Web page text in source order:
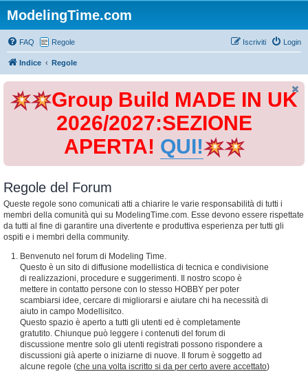
ModelingTime.com
FAQ Regole Login
Iscriviti
Indice Regole
Group Build MADE IN UK
2026/2027:SEZIONE
APERTA! QUI!
Regole del Forum
Queste regole sono comunicati atti a chiarire le varie responsabilità di tutti i
membri della comunità qui su ModelingTime.com. Esse devono essere rispettate
da tutti al fine di garantire una divertente e produttiva esperienza per tutti gli
ospiti e i membri della community.
Benvenuto nel forum di Modeling Time.
Questo è un sito di diffusione modellistica di tecnica e condivisione
di realizzazioni, procedure e suggerimenti. Il nostro scopo è
mettere in contatto persone con lo stesso HOBBY per poter
scambiarsi idee, cercare di migliorarsi e aiutare chi ha necessità di
aiuto in campo Modellisitco.
Questo spazio è aperto a tutti gli utenti ed è completamente
gratutito. Chiunque può leggere i contenuti del forum di
discussione mentre solo gli utenti registrati possono rispondere a
discussioni già aperte o iniziarne di nuove. Il forum è soggetto ad
alcune regole (che una volta iscritto si da per certo avere accettato)